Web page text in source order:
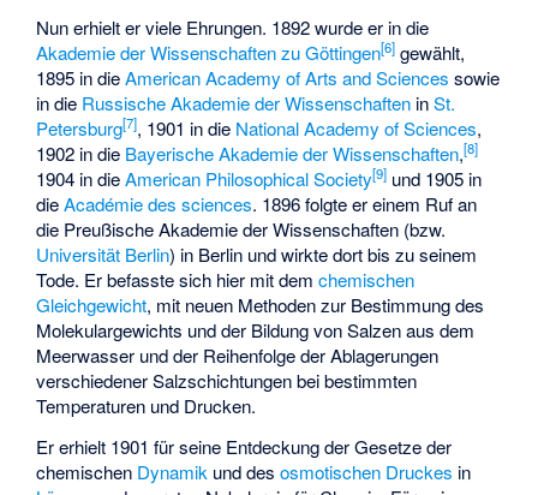
Nun erhielt er viele Ehrungen. 1892 wurde er in die
Akademie der Wissenschaften zu Göttingen[6] gewählt,
1895 in dieAmerican Academy of Arts and Sciences sowie
in die Russische Akademie der Wissenschaften inSt.
Petersburg[7], 1901 in die National Academy of Sciences,
1902 in die Bayerische Akademie der Wissenschaften,[8]
1904 in dieAmerican Philosophical Society[9] und 1905 in
dieAcadémie des sciences. 1896 folgte er einem Ruf an
die Preußische Akademie der Wissenschaften (bzw.
Universität Berlin) in Berlin und wirkte dort bis zu seinem
Tode. Er befasste sich hier mit demchemischen
Gleichgewicht, mit neuen Methoden zur Bestimmung des
Molekulargewichts und der Bildung von Salzen aus dem
Meerwasser und der Reihenfolge der Ablagerungen
verschiedener Salzschichtungen bei bestimmten
Temperaturen und Drucken.
Er erhielt 1901 für seine Entdeckung der Gesetze der
chemischen Dynamik und desosmotischen Druckes in